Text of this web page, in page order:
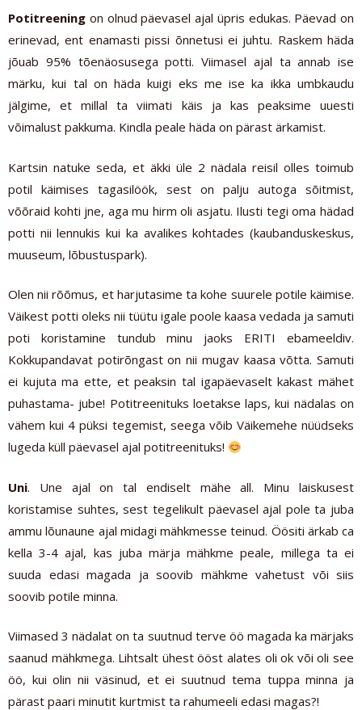
Potitreening on olnud päevasel ajal üpris edukas. Päevad on
erinevad, ent enamasti pissi õnnetusi ei juhtu. Raskem häda
jõuab 95% tõenäosusega potti. Viimasel ajal ta annab ise
märku, kui tal on häda kuigi eks me ise ka ikka umbkaudu
jälgime, et millal ta viimati käis ja kas peaksime uuesti
võimalust pakkuma. Kindla peale häda on pärast ärkamist.
Kartsin natuke seda, et äkki üle 2 nädala reisil olles toimub
potil käimises tagasilöök, sest on palju autoga sõitmist,
võõraid kohti jne, aga mu hirm oli asjatu. Ilusti tegi oma hädad
potti nii lennukis kui ka avalikes kohtades (kaubanduskeskus,
muuseum, lõbustuspark).
Olen nii rõõmus, et harjutasime ta kohe suurele potile käimise.
Väikest potti oleks nii tüütu igale poole kaasa vedada ja samuti
poti koristamine tundub minu jaoks ERITI ebameeldiv.
Kokkupandavat potirõngast on nii mugav kaasa võtta. Samuti
ei kujuta ma ette, et peaksin tal igapäevaselt kakast mähet
puhastama- jube! Potitreenituks loetakse laps, kui nädalas on
vähem kui 4 püksi tegemist, seega võib Väikemehe nüüdseks
lugeda küll päevasel ajal potitreenituks!
Uni. Une ajal on tal endiselt mähe all. Minu laiskusest
koristamise suhtes, sest tegelikult päevasel ajal pole ta juba
ammu lõunaune ajal midagi mähkmesse teinud. Öösiti ärkab ca
kella 3-4 ajal, kas juba märja mähkme peale, millega ta ei
suuda edasi magada ja soovib mähkme vahetust või siis
soovib potile minna.
Viimased 3 nädalat on ta suutnud terve öö magada ka märjaks
saanud mähkmega. Lihtsalt ühest ööst alates oli ok või oli see
öö, kui olin nii väsinud, et ei suutnud tema tuppa minna ja
pärast paari minutit kurtmist ta rahumeeli edasi magas?!